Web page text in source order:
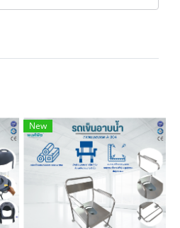
New